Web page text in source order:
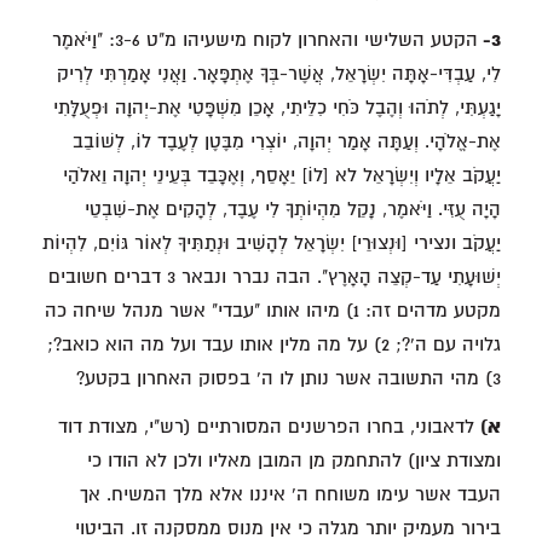
3-
הקטע השלישי והאחרון לקוח מישעיהו מ"ט 3-6: "וַיֹּאמֶר
לִי, עַבְדִּי-אָתָּה יִשְׂרָאֵל, אֲשֶׁר-בְּךָ אֶתְפָּאָר. וַאֲנִי אָמַרְתִּי לְרִיק
יָגַעְתִּי, לְתֹהוּ וְהֶבֶל כֹּחִי כִלֵּיתִי, אָכֵן מִשְׁפָּטִי אֶת-יְהוָה וּפְעֻלָּתִי
אֶת-אֱלֹהָי. וְעַתָּה אָמַר יְהוָה, יוֹצְרִי מִבֶּטֶן לְעֶבֶד לוֹ, לְשׁוֹבֵב
יַעֲקֹב אֵלָיו וְיִשְׂרָאֵל לא [לוֹ] יֵאָסֵף, וְאֶכָּבֵד בְּעֵינֵי יְהוָה וֵאלֹהַי
הָיָה עֻזִּי. וַיֹּאמֶר, נָקֵל מִהְיוֹתְךָ לִי עֶבֶד, לְהָקִים אֶת-שִׁבְטֵי
יַעֲקֹב ונצירי [וּנְצוּרֵי] יִשְׂרָאֵל לְהָשִׁיב וּנְתַתִּיךָ לְאוֹר גּוֹיִם, לִהְיוֹת
יְשׁוּעָתִי עַד-קְצֵה הָאָרֶץ". הבה נברר ונבאר 3 דברים חשובים
מקטע מדהים זה: 1) מיהו אותו "עבדי" אשר מנהל שיחה כה
גלויה עם ה'?; 2) על מה מלין אותו עבד ועל מה הוא כואב?;
3) מהי התשובה אשר נותן לו ה' בפסוק האחרון בקטע?
א) לדאבוני, בחרו הפרשנים המסורתיים (רש"י, מצודת דוד
ומצודת ציון) להתחמק מן המובן מאליו ולכן לא הודו כי
העבד אשר עימו משוחח ה' איננו אלא מלך המשיח. אך
בירור מעמיק יותר מגלה כי אין מנוס ממסקנה זו. הביטוי